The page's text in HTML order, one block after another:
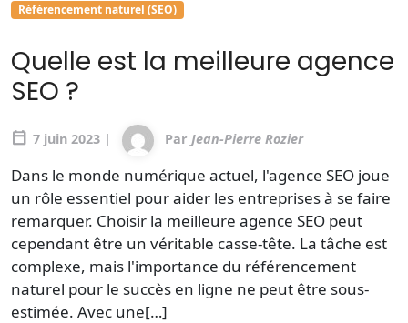
Référencement naturel (SEO)
Quelle est la meilleure agence
SEO ?
calendar_today 7 juin 2023 | Par Jean-Pierre Rozier
Dans le monde numérique actuel, l'agence SEO joue
un rôle essentiel pour aider les entreprises à se faire
remarquer. Choisir la meilleure agence SEO peut
cependant être un véritable casse-tête. La tâche est
complexe, mais l'importance du référencement
naturel pour le succès en ligne ne peut être sous-
estimée. Avec une[…]